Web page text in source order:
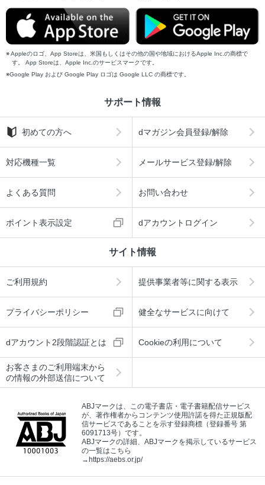
Appleのロゴ、App Storeは、米国もしくはその他の国や地域におけるApple Inc.の商標で
す。 App Storeは、Apple Inc.のサービスマークです。
Google Play および Google Play ロゴは Google LLC の商標です。
サポート情報
初めての方へ dマガジン会員登録/解除
対応機種一覧 メールサービス登録/解除
よくある質問 お問い合わせ
ポイント表示設定 dアカウントログイン
サイト情報
ご利用規約 提供事業者等に関する表示
プライバシーポリシー 健全なサービスに向けて
dアカウント2段階認証とは Cookieの利用について
お客さまのご利用端末から
の情報の外部送信について
ABJマークは、この電子書店・電子書籍配信サービス
が、著作権者からコンテンツ使用許諾を得た正規版配
信サービスであることを示す登録商標（登録番号 第
6091713号）です。
ABJマークの詳細、ABJマークを掲示しているサービス
の一覧はこちら
→https://aebs.or.jp/